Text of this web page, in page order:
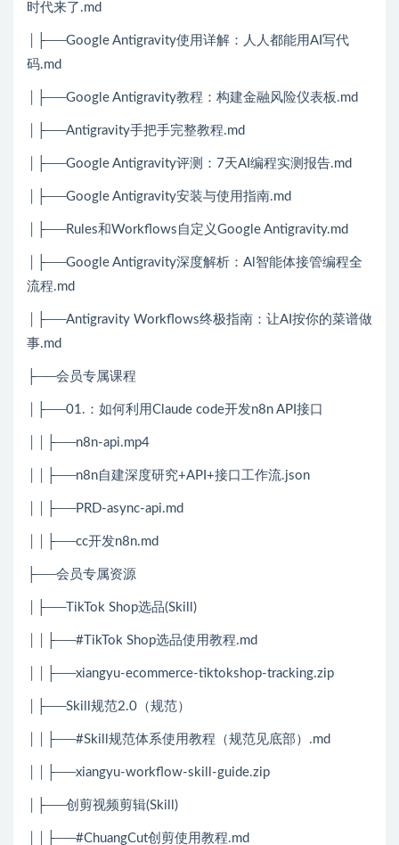
时代来了.md
│├──Google Antigravity使用详解：人人都能用AI写代
码.md
│├──Google Antigravity教程：构建金融风险仪表板.md
│├──Antigravity手把手完整教程.md
│├──Google Antigravity评测：7天AI编程实测报告.md
│├──Google Antigravity安装与使用指南.md
│├──Rules和Workflows自定义Google Antigravity.md
│├──Google Antigravity深度解析：Al智能体接管编程全
流程.md
│├──Antigravity Workflows终极指南：让AI按你的菜谱做
事.md
├──会员专属课程
│├──01.：如何利用Claude code开发n8n API接口
││├──n8n-api.mp4
││├──n8n自建深度研究+API+接口工作流.json
││├──PRD-async-api.md
││├──cc开发n8n.md
├──会员专属资源
│├──TikTok Shop选品(Skill)
││├──#TikTok Shop选品使用教程.md
││├──xiangyu-ecommerce-tiktokshop-tracking.zip
│├──Skill规范2.0（规范）
││├──#Skill规范体系使用教程（规范见底部）.md
││├──xiangyu-workflow-skill-guide.zip
│├──创剪视频剪辑(Skill)
││├──#ChuangCut创剪使用教程.md